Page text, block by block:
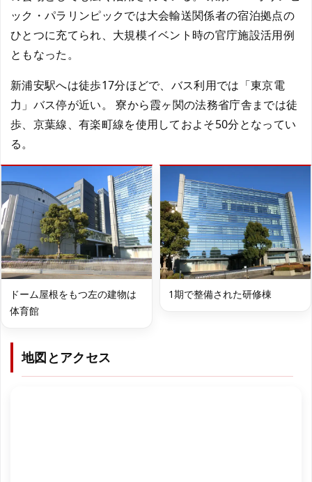
ック・パラリンピックでは大会輸送関係者の宿泊拠点の
ひとつに充てられ、大規模イベント時の官庁施設活用例
ともなった。
新浦安駅へは徒歩17分ほどで、バス利用では「東京電
力」バス停が近い。 寮から霞ヶ関の法務省庁舎までは徒
歩、京葉線、有楽町線を使用しておよそ50分となってい
る。
ドーム屋根をもつ左の建物は
体育館
1期で整備された研修棟
地図とアクセス